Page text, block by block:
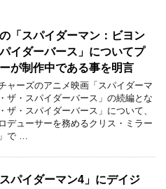
「スパイダーマン：ビヨン
イダーバース」についてプ
が制作中である事を明言
ャーズのアニメ映画「スパイダーマ
ザ・スパイダーバース」の続編とな
ザ・スパイダーバース」について、
デューサーを務めるクリス・ミラー
で …
スパイダーマン4」にデイジ